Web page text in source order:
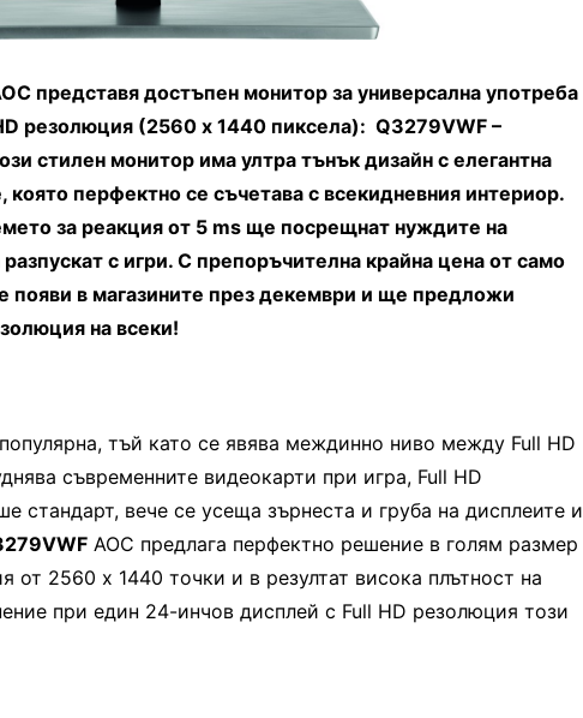
представя достъпен монитор за универсална употреба
резолюция (2560 x 1440 пиксела): Q3279VWF –
стилен монитор има ултра тънък дизайн с елегантна
която перфектно се съчетава с всекидневния интериор.
за реакция от 5 ms ще посрещнат нуждите на
с игри. С препоръчителна крайна цена от само
в магазините през декември и ще предложи
на всеки!
тъй като се явява междинно ниво между Full HD
съвременните видеокарти при игра, Full HD
стандарт, вече се усеща зърнеста и груба на дисплеите и
AOC предлага перфектно решение в голям размер
от 2560 x 1440 точки и в резултат висока плътност на
при един 24-инчов дисплей с Full HD резолюция този